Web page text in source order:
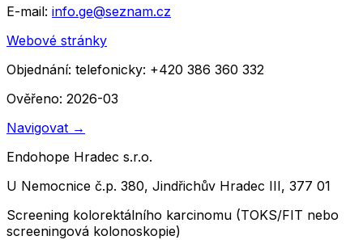
E-mail: info.ge@seznam.cz
Webové stránky
Objednání: telefonicky: +420 386 360 332
Ověřeno: 2026-03
Navigovat →
Endohope Hradec s.r.o.
U Nemocnice č.p. 380, Jindřichův Hradec III, 377 01
Screening kolorektálního karcinomu (TOKS/FIT nebo
screeningová kolonoskopie)